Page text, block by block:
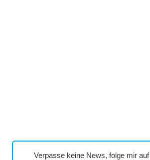
Verpasse keine News, folge mir auf